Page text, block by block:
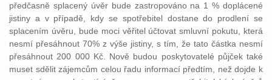
předčasně splacený úvěr bude zastropováno na 1 % doplácené
jistiny a v případě, kdy se spotřebitel dostane do prodlení se
splacením úvěru, bude moci věřitel účtovat smluvní pokutu, která
nesmí přesáhnout 70% z výše jistiny, s tím, že tato částka nesmí
přesáhnout 200 000 Kč. Nově budou poskytovatelé půjček také
muset sdělit zájemcům celou řadu informací předtím, než dojde k